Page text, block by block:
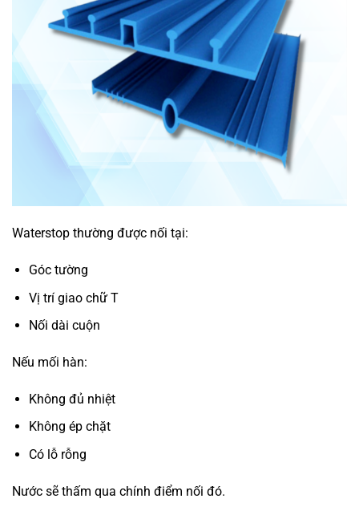
Waterstop thường được nối tại:
Góc tường
Vị trí giao chữ T
Nối dài cuộn
Nếu mối hàn:
Không đủ nhiệt
Không ép chặt
Có lỗ rỗng
Nước sẽ thấm qua chính điểm nối đó.